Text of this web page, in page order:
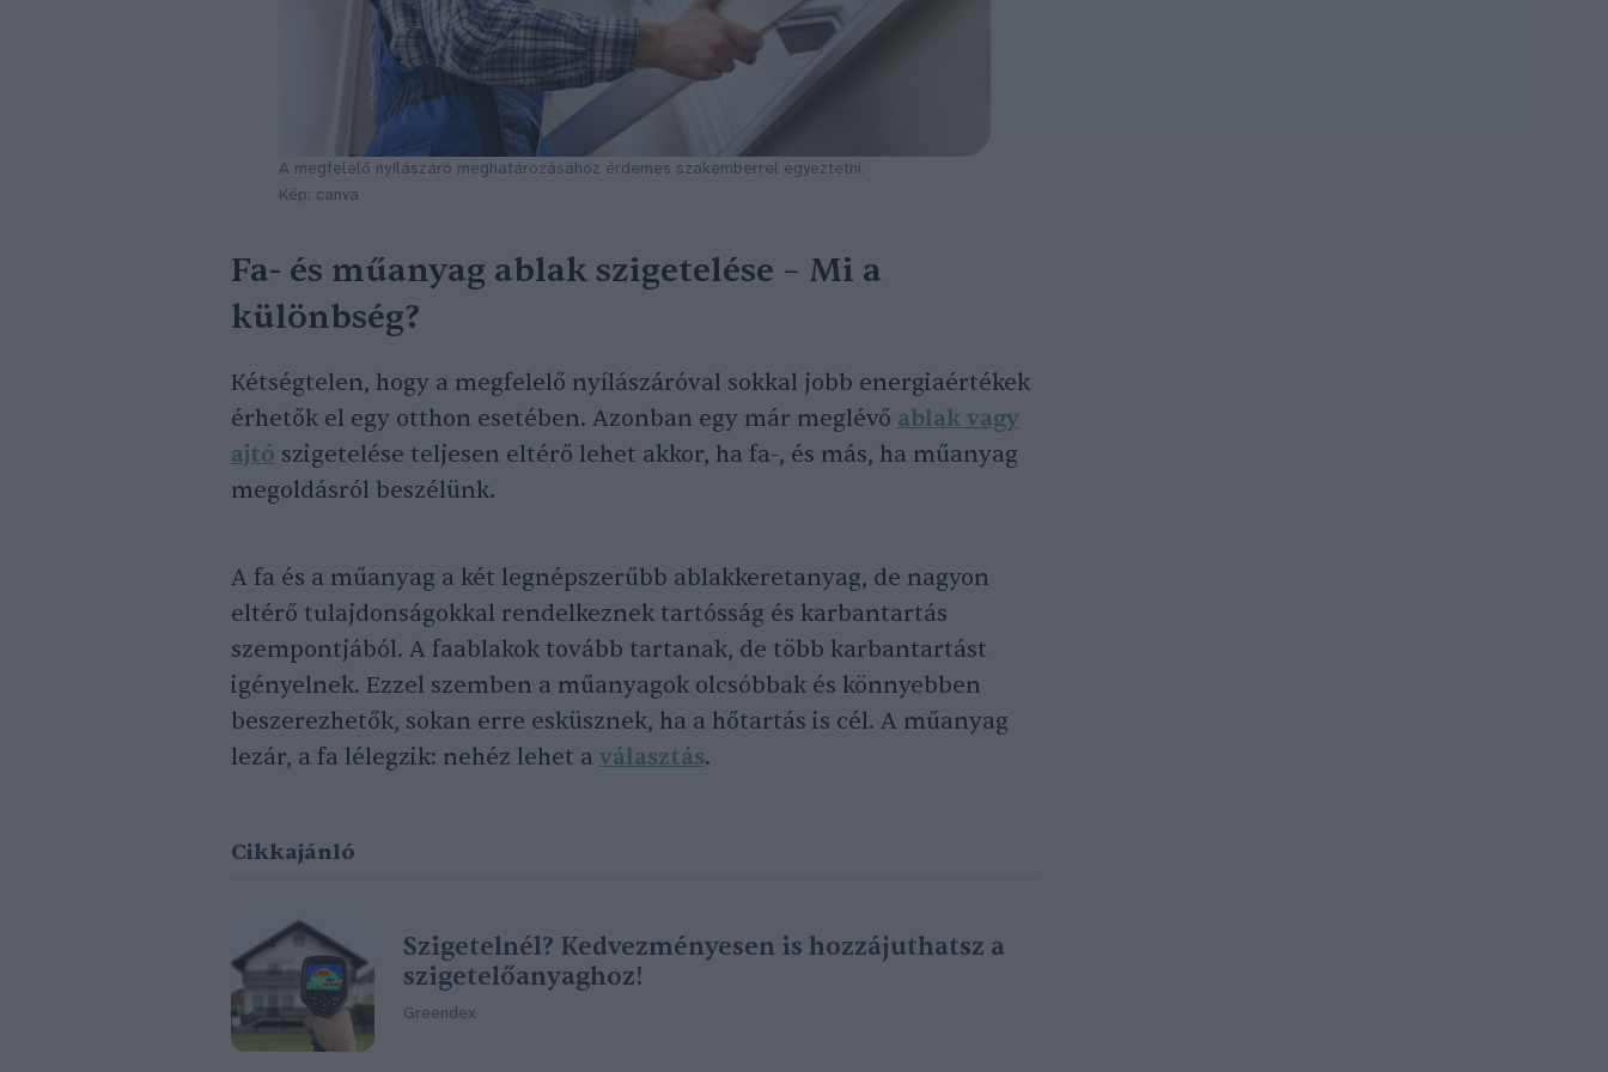
A megfelelő nyílászáró meghatározásához érdemes szakemberrel egyeztetni.
Kép: canva
Fa- és műanyag ablak szigetelése – Mi a
különbség?
Kétségtelen, hogy a megfelelő nyílászáróval sokkal jobb energiaértékek
érhetők el egy otthon esetében. Azonban egy már meglévő ablak vagy
ajtó szigetelése teljesen eltérő lehet akkor, ha fa-, és más, ha műanyag
megoldásról beszélünk.
A fa és a műanyag a két legnépszerűbb ablakkeretanyag, de nagyon
eltérő tulajdonságokkal rendelkeznek tartósság és karbantartás
szempontjából. A faablakok tovább tartanak, de több karbantartást
igényelnek. Ezzel szemben a műanyagok olcsóbbak és könnyebben
beszerezhetők, sokan erre esküsznek, ha a hőtartás is cél. A műanyag
lezár, a fa lélegzik: nehéz lehet a választás.
Cikkajánló
Szigetelnél? Kedvezményesen is hozzájuthatsz a
szigetelőanyaghoz!
Greendex